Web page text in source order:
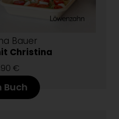
Bauer
Christina
€
Buch